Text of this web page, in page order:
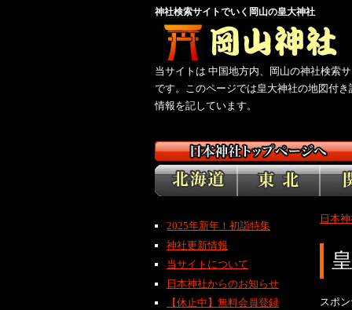
神社検索サイトでいく岡山の皇大神社
当サイトは 中国地方内、岡山の神社検索
です。このページでは皇大神社の地図付き
情報を記しています。
日本
スポ
2025年新年！初詣特集
神社更新情報
当サイトについて
日本神社からのお知らせ
【休止中】無料会員登録